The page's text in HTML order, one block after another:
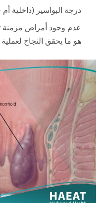
درجة البواسير (داخلية
عدم وجود أمراض مزمنة
هو ما يحقق النجاح لعملية